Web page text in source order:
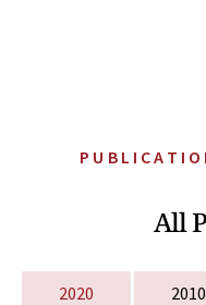
All
2020 2010